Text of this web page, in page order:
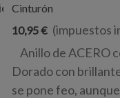
Cinturón
10,95 € (impuestos
Anillo de ACERO
Dorado con
se pone feo, aunque